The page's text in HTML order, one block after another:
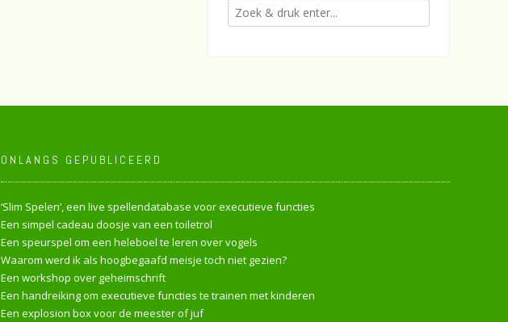
ONLANGS GEPUBLICEERD
‘Slim Spelen’, een live spellendatabase voor executieve functies
Een simpel cadeau doosje van een toiletrol
Een speurspel om een heleboel te leren over vogels
Waarom werd ik als hoogbegaafd meisje toch niet gezien?
Een workshop over geheimschrift
Een handreiking om executieve functies te trainen met kinderen
Een explosion box voor de meester of juf